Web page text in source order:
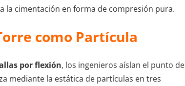
la cimentación en forma de compresión pura.
como Partícula
por flexión, los ingenieros aíslan el punto de
mediante la estática de partículas en tres